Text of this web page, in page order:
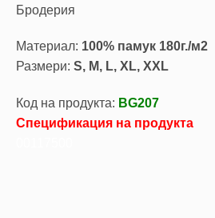
Бродерия
Материал: 100% памук 180г./м2
Размери: S, M, L, XL, XXL
Код на продукта: BG207
Спецификация на продукта